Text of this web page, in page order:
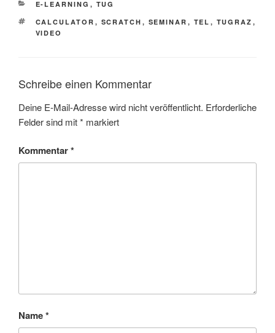
KATEGORIEN
E-LEARNING , TUG
SCHLAGWÖRTER
CALCULATOR , SCRATCH , SEMINAR , TEL , TUGRAZ ,
VIDEO
Schreibe einen Kommentar
Deine E-Mail-Adresse wird nicht veröffentlicht. Erforderliche
Felder sind mit* markiert
Kommentar*
Name*